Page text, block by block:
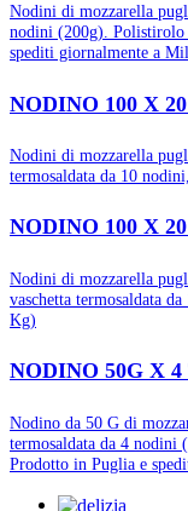
Nodini di mozzarella
nodini (200g). Polistirolo
spediti giornalmente a
NODINO 100 X
Nodini di mozzarella
termosaldata da 10
NODINO 100 X
Nodini di mozzarella
vaschetta termosaldata
Kg)
NODINO 50G X
Nodino da 50 G di
termosaldata da 4 nodini
Prodotto in Puglia e